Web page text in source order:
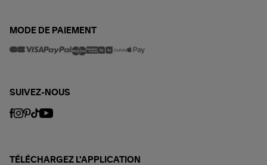
MODE DE PAIEMENT
SUIVEZ-NOUS
TÉLÉCHARGEZ L'APPLICATION